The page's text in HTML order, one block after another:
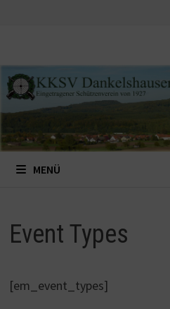
MENÜ
Event Types
[em_event_types]